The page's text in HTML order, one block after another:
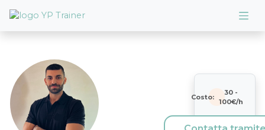
Costo:
30-
100€/h